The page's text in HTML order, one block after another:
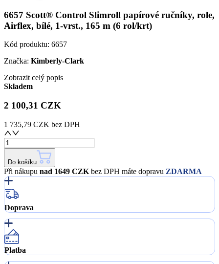
6657 Scott® Control Slimroll papírové ručníky, role,
Airflex, bílé, 1-vrst., 165 m (6 rol/krt)
Kód produktu: 6657
Značka: Kimberly-Clark
Zobrazit celý popis
Skladem
2 100,31 CZK
1 735,79 CZK bez DPH
Do košíku
Při nákupu nad 1649 CZK bez DPH máte dopravu ZDARMA
Doprava
Platba